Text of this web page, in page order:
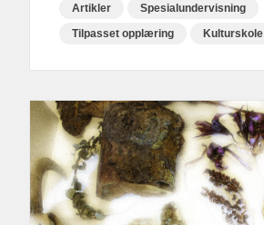
Artikler
Spesialundervisning
Tilpasset opplæring
Kulturskole